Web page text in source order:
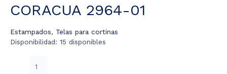
CORACUA 2964-01
Estampados, Telas para cortinas
Disponibilidad: 15 disponibles